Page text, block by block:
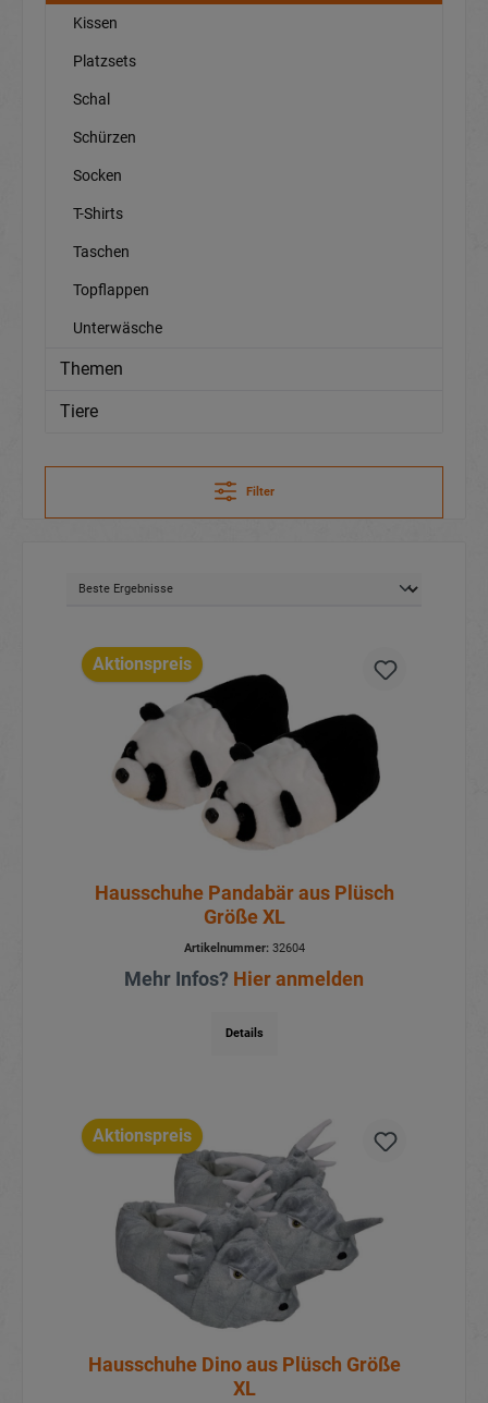
Kissen
Platzsets
Schal
Schürzen
Socken
T-Shirts
Taschen
Topflappen
Unterwäsche
Themen
Tiere
Filter
Aktionspreis
Hausschuhe Pandabär aus Plüsch
Größe XL
Artikelnummer:32604
Mehr Infos? Hier anmelden
Details
Aktionspreis
Hausschuhe Dino aus Plüsch Größe
XL